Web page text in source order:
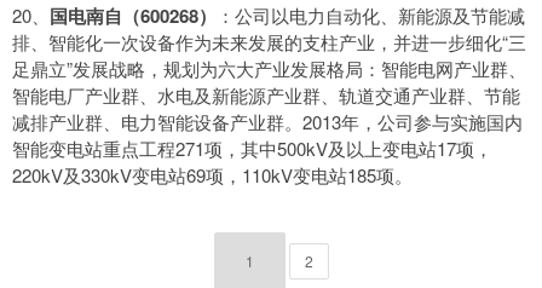
20、 国电南自（600268）
：公司以电力自动化、新能源及节能减
排、智能化一次设备作为未来发展的支柱产业，并进一步细化“三
足鼎立”发展战略，规划为六大产业发展格局：智能电网产业群、
智能电厂产业群、水电及新能源产业群、轨道交通产业群、节能
减排产业群、电力智能设备产业群。2013年，公司参与实施国内
智能变电站重点工程271项，其中500kV及以上变电站17项，
220kV及330kV变电站69项，110kV变电站185项。
1 2